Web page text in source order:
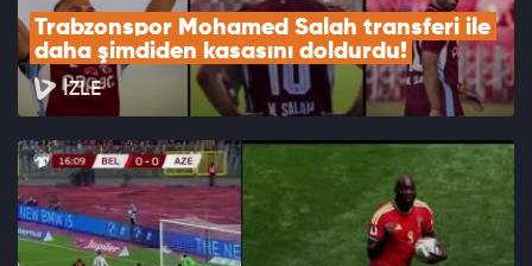
Trabzonspor Mohamed Salah transferi ile
daha şimdiden kasasını doldurdu!
İZLE